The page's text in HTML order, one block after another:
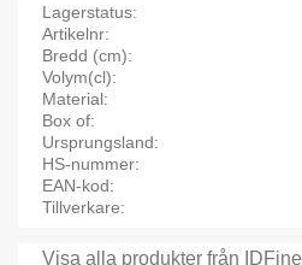
Lagerstatus
Artikelnr
Bredd (cm)
Volym(cl)
Material
Box of
Ursprungsland
HS-nummer
EAN-kod
Tillverkare
Visa alla produkter från IDFine